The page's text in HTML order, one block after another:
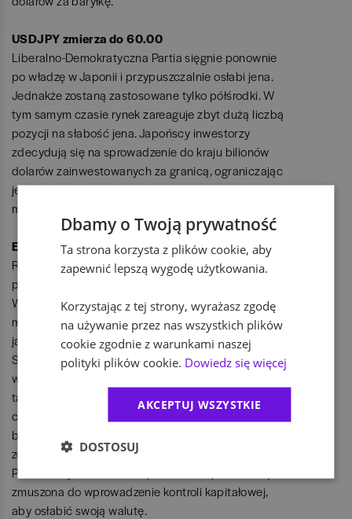
USDJPY zmierza do 60.00
Liberalno-Demokratyczna Partia sięgnie ponownie
po władzę w Japonii i przypuszczalnie osłabi jena.
Jednakże zostaną zastosowane tylko półśrodki. W
tym samym czasie rynek zareaguje zbyt dużą liczbą
pozycji na słabość jena. Japońscy inwestorzy
zdecydują się na sprowadzenie do kraju bilionów
dolarów zainwestowanych za granicą, ograniczając
jednocześnie swój apetyt na ryzyko. Jen zyskuje
miano najsilniejszej waluty na świecie.
EURCHF przełamuje próg i osiąga 0.9500
Ryzyko trapiące Unię Europejską rośnie w siłę -
prawdopodobnie w związku z wyborami we
Włoszech, wyjściem Grecji z europejskiej unii
monetarnej i strachem przed podobnym krokiem,
jaki miałaby podjąć Hiszpania oraz Portugalia.
Skutkiem tych nastrojów będzie kumulacja kapitału
w Szwajcarii. Szwajcarski Bank Narodowy oraz
tamtejszy rząd zdecydują o porzuceniu na pewien
czas sztywnego kursu franka do euro. Ta decyzja
będzie wydawać się tym instytucjom lepsza od
zezwolenia na wzrost rezerw do poziomu 100 proc.
PKB. Szwajcaria zostanie postawiona pod ścianą i
zmuszona do wprowadzenie kontroli kapitałowej,
aby osłabić swoją walutę.
Dbamy o Twoją prywatność
Ta strona korzysta z plików cookie, aby
zapewnić lepszą wygodę użytkowania.
Korzystając z tej strony, wyrażasz zgodę
na używanie przez nas wszystkich plików
cookie zgodnie z warunkami naszej
polityki plików cookie. Dowiedz się więcej
AKCEPTUJ WSZYSTKIE
DOSTOSUJ